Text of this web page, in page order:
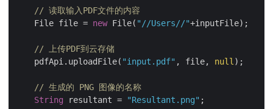
// 读取输入PDF文件的内容
    File file =
new File( "//Users//"+inputFile);
// 上传PDF到云存储
    pdfApi.uploadFile(
"input.pdf" , file, null );
// 生成的 PNG 图像的名称
String resultant = "Resultant.png" ;